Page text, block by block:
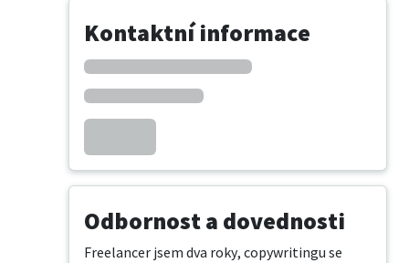
Kontaktní informace
Odbornost a dovednosti
Freelancer jsem dva roky, copywritingu se